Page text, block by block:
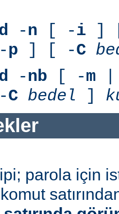
-n [ -i ]
p ] [ -C
-nb [ -m
C bedel ]
parola için